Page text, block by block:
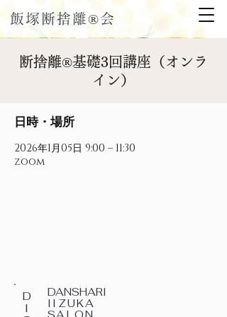
飯塚断捨離®会
断捨離®基礎3回講座（オンラ
イン）
日時・場所
2026年1月05日 9:00 – 11:30
zoom
D
I
DANSHARI
IIZUKA